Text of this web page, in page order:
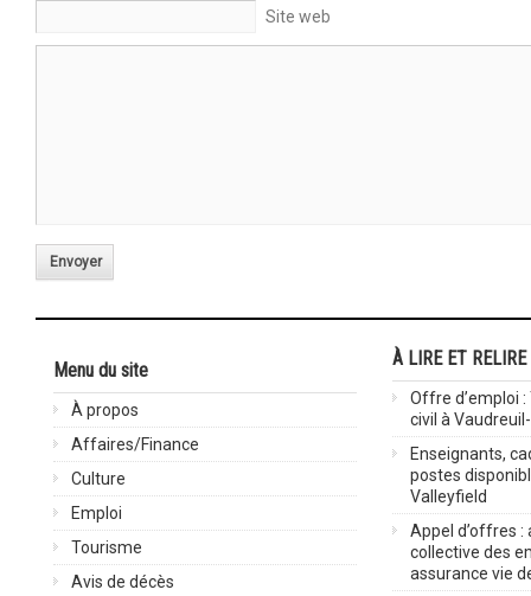
Site web
Envoyer
Menu du site
À propos
Affaires/Finance
Culture
Emploi
Tourisme
Avis de décès
À LIRE ET RELIRE
Offre d’emploi
civil à
Enseignants,
postes
Valleyfield
Appel d’offres :
collective des
assurance vie